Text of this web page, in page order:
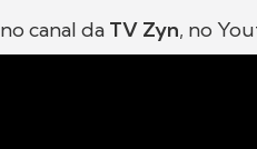
no canal da TV Zyn, no